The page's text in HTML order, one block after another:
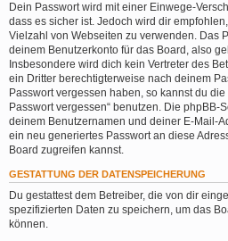
Dein Passwort wird mit einer Einwege-
dass es sicher ist. Jedoch wird dir
Vielzahl von Webseiten zu verwenden. Das
deinem Benutzerkonto für das Board, also
Insbesondere wird dich kein Vertreter des
ein Dritter berechtigterweise nach deinem
Passwort vergessen haben, so kannst du
Passwort vergessen“ benutzen. Die phpBB-
deinem Benutzernamen und deiner E-Mail-
ein neu generiertes Passwort an diese
Board zugreifen kannst.
GESTATTUNG DER DATENSPEICHERUNG
Du gestattest dem Betreiber, die von dir
spezifizierten Daten zu speichern, um das
können.